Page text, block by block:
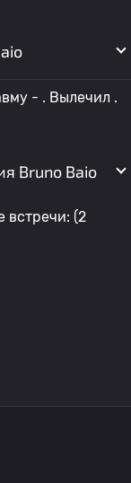
- . Вылечил .
Bruno Baio
встречи: (2